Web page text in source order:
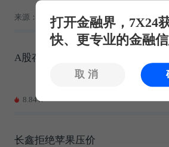
来源：中国银行保险报 13.24W
A股存储股集体上涨，长鑫科技逆
8.84W
长鑫拒绝苹果压价
打开金融界，7X24
快、更专业的金融
取消